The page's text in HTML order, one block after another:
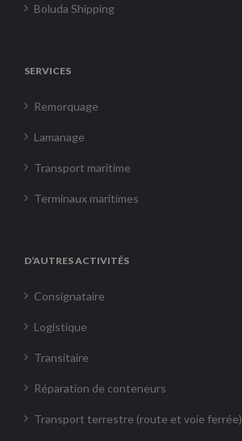
Boluda Shipping
SERVICES
Remorquage
Lamanage
Transport maritime
Terminaux maritimes
D’AUTRES ACTIVITÉS
Consignataire
Logistique
Transitaire
Réparation de conteneurs
Transport terrestre (route et voie ferrée)